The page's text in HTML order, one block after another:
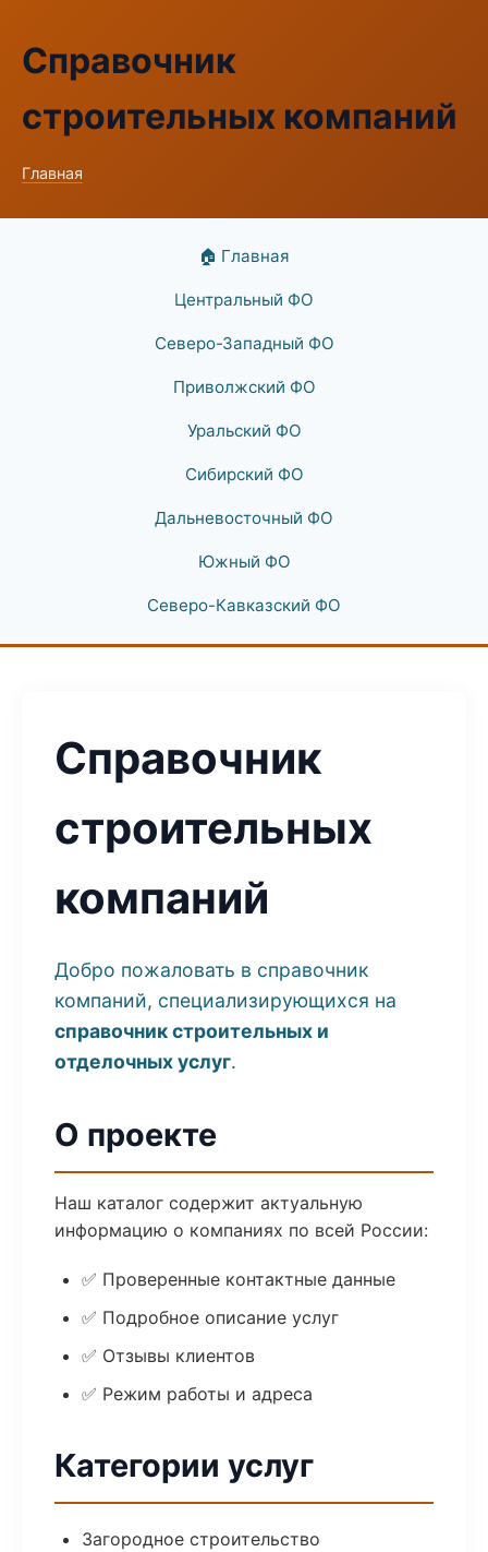
Справочник
строительных компаний
Главная
🏠 Главная
Центральный ФО
Северо-Западный ФО
Приволжский ФО
Уральский ФО
Сибирский ФО
Дальневосточный ФО
Южный ФО
Северо-Кавказский ФО
Справочник
строительных
компаний
Добро пожаловать в справочник
компаний, специализирующихся на
справочник строительных и
отделочных услуг.
О проекте
Наш каталог содержит актуальную
информацию о компаниях по всей России:
✅ Проверенные контактные данные
✅ Подробное описание услуг
✅ Отзывы клиентов
✅ Режим работы и адреса
Категории услуг
Загородное строительство